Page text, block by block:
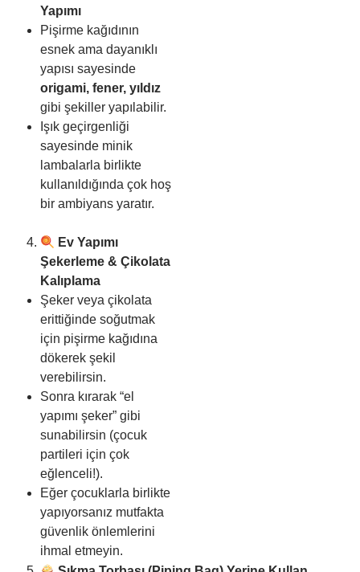
Yapımı
Pişirme kağıdının
esnek ama dayanıklı
yapısı sayesinde
origami, fener, yıldız
gibi şekiller yapılabilir.
Işık geçirgenliği
sayesinde minik
lambalarla birlikte
kullanıldığında çok hoş
bir ambiyans yaratır.
Ev Yapımı
Şekerleme & Çikolata
Kalıplama
Şeker veya çikolata
erittiğinde soğutmak
için pişirme kağıdına
dökerek şekil
verebilirsin.
Sonra kırarak “el
yapımı şeker” gibi
sunabilirsin (çocuk
partileri için çok
eğlenceli!).
Eğer çocuklarla birlikte
yapıyorsanız mutfakta
güvenlik önlemlerini
ihmal etmeyin.